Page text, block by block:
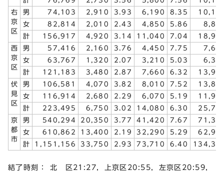
右
京
区
男 74,103 2,910 3.93 6,190 8.35
女
82,814 2,010 2.43 4,850 5.86
計
156,917 4,920 3.14 11,040 7.04
西
京
区
男 57,416 2,160 3.76 4,450 7.75
女
63,767 1,320 2.07 3,210 5.03
計
121,183 3,480 2.87 7,660 6.32
伏
見
区
男 106,581 4,070 3.82 8,010 7.52
女
116,914 2,680 2.29 6,070 5.19
計
223,495 6,750 3.02 14,080 6.30
京
都
市
男 540,294 20,350 3.77 41,420 7.67
女
610,862 13,400 2.19 32,290 5.29
計
1,151,156 33,750 2.93 73,710 6.40
結了時刻： 北 区21:27，上京区20:55，左京区20:59，